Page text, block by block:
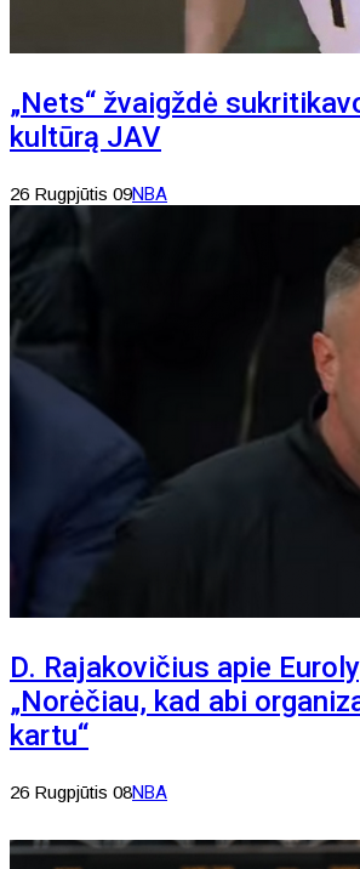
„Nets“ žvaigždė
kultūrą JAV
26 Rugpjūtis 09NBA
D. Rajakovičius apie
„Norėčiau, kad abi
kartu“
26 Rugpjūtis 08NBA